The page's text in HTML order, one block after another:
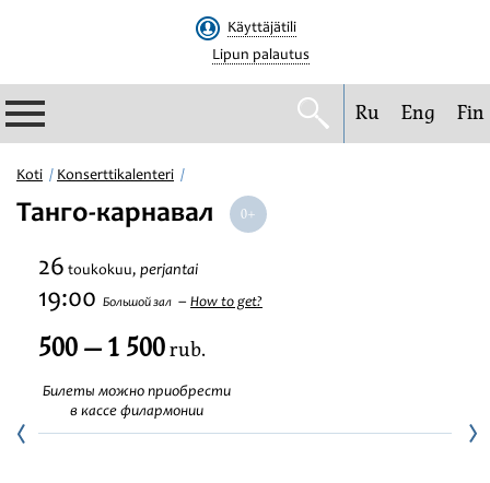
Käyttäjätili
Lipun palautus
Filharmonia
Konserttikalenteri
Festivaalit
Ru Eng Fin
Koti Konserttikalenteri
Танго-карнавал
26 toukokuu, perjantai
19:00 Большой зал How to get?
500 — 1 500rub.
Билеты можно приобрести
в кассе филармонии